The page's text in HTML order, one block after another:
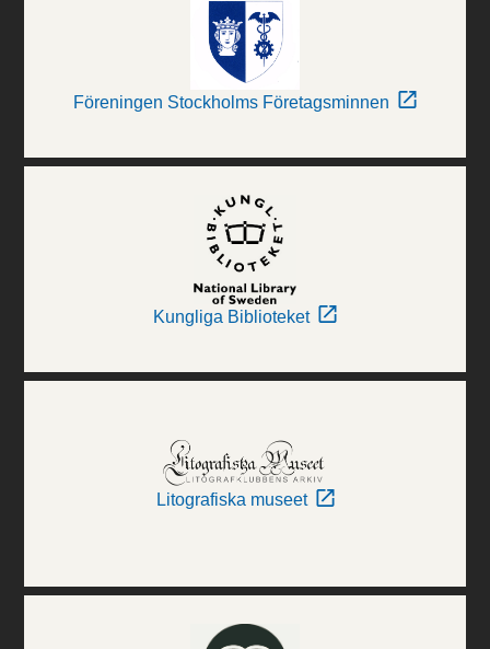
Föreningen Stockholms Företagsminnen
Kungliga Biblioteket
Litografiska museet